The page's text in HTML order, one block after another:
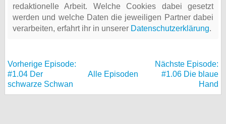
redaktionelle Arbeit. Welche Cookies dabei gesetzt
werden und welche Daten die jeweiligen Partner dabei
verarbeiten, erfahrt ihr in unserer Datenschutzerklärung.
Vorherige Episode:
#1.04 Der
schwarze Schwan
Alle Episoden
Nächste Episode:
#1.06 Die blaue
Hand